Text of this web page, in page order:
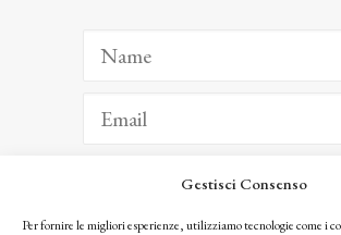
Gestisci Consenso
Per fornire le migliori esperienze, utilizziamo tecnologie come i
ISCRIVITI